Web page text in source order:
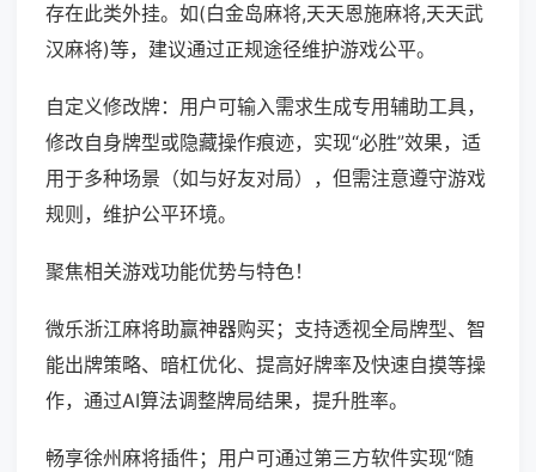
存在此类外挂。如(白金岛麻将,天天恩施麻将,天天武
汉麻将)等，建议通过正规途径维护游戏公平。
自定义修改牌：用户可输入需求生成专用辅助工具，
修改自身牌型或隐藏操作痕迹，实现“必胜”效果，适
用于多种场景（如与好友对局），但需注意遵守游戏
规则，维护公平环境。
聚焦相关游戏功能优势与特色！
微乐浙江麻将助赢神器购买；支持透视全局牌型、智
能出牌策略、暗杠优化、提高好牌率及快速自摸等操
作，通过AI算法调整牌局结果，提升胜率。
畅享徐州麻将插件；用户可通过第三方软件实现“随